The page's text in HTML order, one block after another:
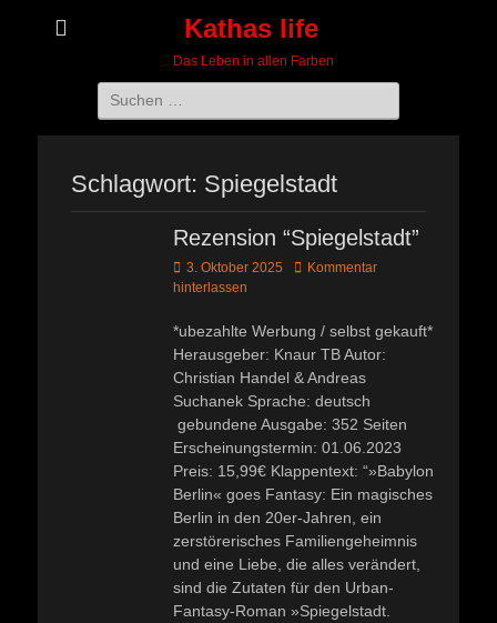
Kathas life
Das Leben in allen Farben
Suchen
nach:
Schlagwort: Spiegelstadt
Rezension “Spiegelstadt”
Veröffentlicht
am
3. Oktober 2025
Kommentar
hinterlassen
*ubezahlte Werbung / selbst gekauft*
Herausgeber: Knaur TB Autor:
Christian Handel & Andreas
Suchanek Sprache: deutsch
gebundene Ausgabe: 352 Seiten
Erscheinungstermin: 01.06.2023
Preis: 15,99€ Klappentext: “»Babylon
Berlin« goes Fantasy: Ein magisches
Berlin in den 20er-Jahren, ein
zerstörerisches Familiengeheimnis
und eine Liebe, die alles verändert,
sind die Zutaten für den Urban-
Fantasy-Roman »Spiegelstadt.